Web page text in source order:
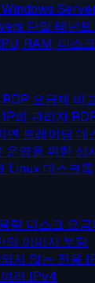
Windows
단일 테넌
RAM, 디스
요금제 비
의 관리자
연 트레이딩 데
운영을 위한 상
Linux 데스크톱
량 디스크 요금
의 이미지 부팅
지 않는 전용
러 IPv4